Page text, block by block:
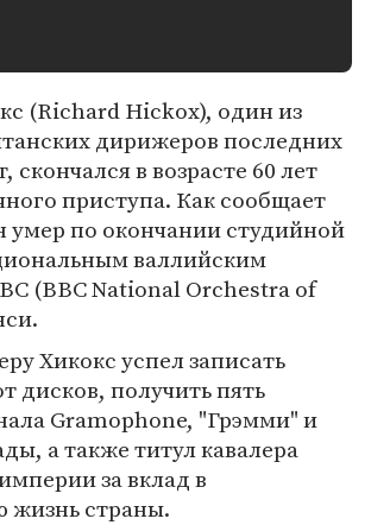
(Richard Hickox), один из
дирижеров последних
скончался в возрасте 60 лет
приступа. Как сообщает
умер по окончании студийной
валлийским
(BBC National Orchestra of
Хикокс успел записать
дисков, получить пять
Gramophone, "Грэмми" и
а также титул кавалера
за вклад в
жизнь страны.